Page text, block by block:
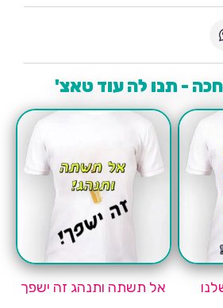
- תנו לה עוד טאצ'
אל תשתה ותנהג זה ישפך